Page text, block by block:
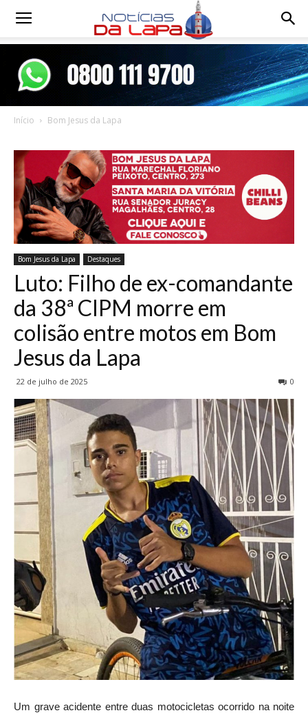
Notícias
Início Bom Jesus da Lapa
Bom Jesus da Lapa Destaques
Luto: Filho de ex-comandante
da 38ª CIPM morre em
colisão entre motos em Bom
Jesus da Lapa
22 de julho de 2025 0
Um grave acidente entre duas motocicletas ocorrido na noite